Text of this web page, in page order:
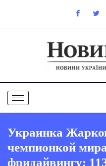
Украинка
чемпионкой
фридайвингу: